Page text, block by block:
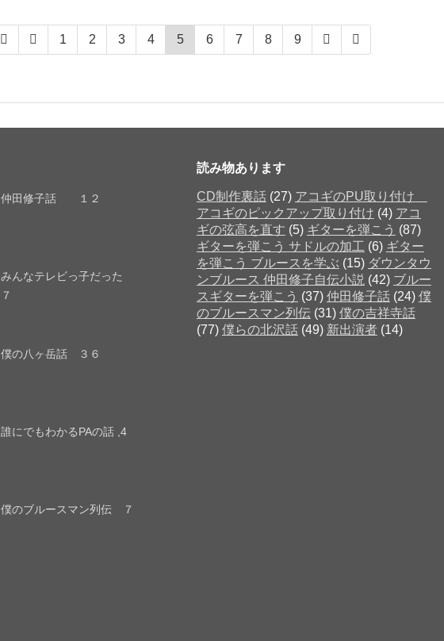
1 2 3 4 5 6 7 8 9
仲田修子話 １２
みんなテレビっ子だった
７
僕の八ヶ岳話 ３６
誰にでもわかるPAの話 ,4
僕のブルースマン列伝 ７
読み物あります
CD制作裏話(27) アコギのPU取り付け
アコギのピックアップ取り付け (4) アコ
ギの弦高を直す (5) ギターを弾こう (87)
ギターを弾こう サドルの加工 (6) ギター
を弾こう ブルースを学ぶ (15) ダウンタウ
ンブルース 仲田修子自伝小説 (42) ブルー
スギターを弾こう (37) 仲田修子話(24) 僕
のブルースマン列伝(31) 僕の吉祥寺話
(77) 僕らの北沢話(49) 新出演者(14)